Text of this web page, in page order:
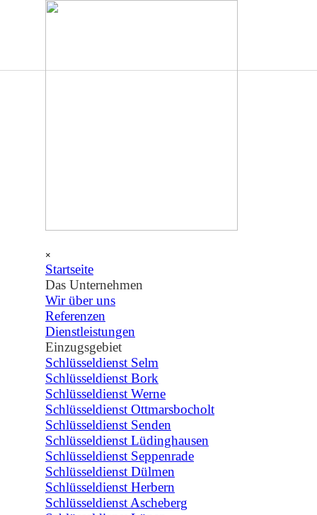
Direkt zum Seiteninhalt
×
Startseite
Das Unternehmen
Wir über uns
Referenzen
Dienstleistungen
Einzugsgebiet
Schlüsseldienst Selm
Schlüsseldienst Bork
Schlüsseldienst Werne
Schlüsseldienst Ottmarsbocholt
Schlüsseldienst Senden
Schlüsseldienst Lüdinghausen
Schlüsseldienst Seppenrade
Schlüsseldienst Dülmen
Schlüsseldienst Herbern
Schlüsseldienst Ascheberg